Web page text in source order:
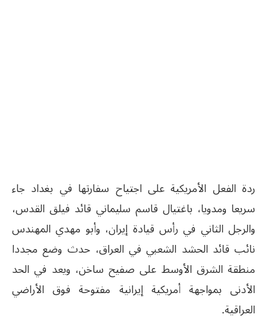
ردة الفعل الأمريكية على اجتياح سفارتها في بغداد جاء
سريعا ومدويا، باغتيال قاسم سليماني قائد فيلق القدس،
والرجل الثاني في رأس قيادة إيران، وأبو مهدي المهندس
نائب قائد الحشد الشعبي في العراق، حدث وضع مجددا
منطقة الشرق الأوسط على صفيح ساخن، ويعد في الحد
الأدنى بمواجهة أمريكية إيرانية مفتوحة فوق الأراضي
العراقية.